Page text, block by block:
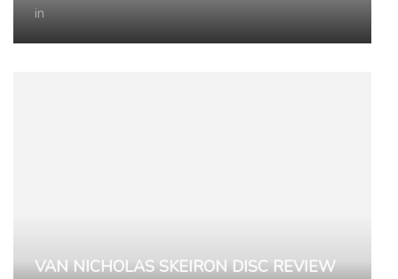
in
VAN NICHOLAS SKEIRON DISC REVIEW